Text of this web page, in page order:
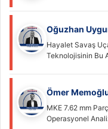
Oğuzhan
Hayalet Savaş
Teknolojisinin Bu
Ömer
MKE 7.62 mm
Operasyonel